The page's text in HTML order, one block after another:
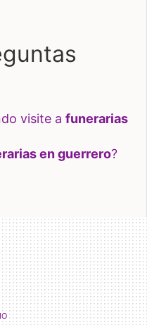
visite a funerarias
en guerrero?